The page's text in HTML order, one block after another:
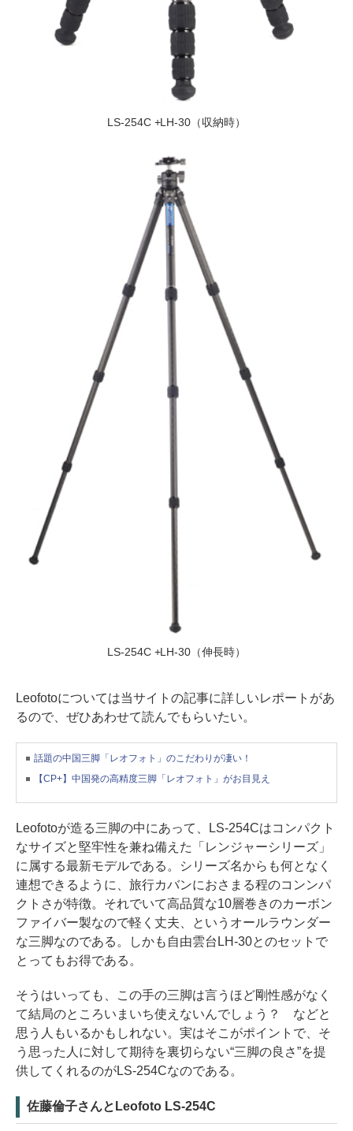
LS-254C +LH-30（収納時）
LS-254C +LH-30（伸長時）
Leofotoについては当サイトの記事に詳しいレポートがあ
るので、ぜひあわせて読んでもらいたい。
話題の中国三脚「レオフォト」のこだわりが凄い！
【CP+】中国発の高精度三脚「レオフォト」がお目見え
Leofotoが造る三脚の中にあって、LS-254Cはコンパクト
なサイズと堅牢性を兼ね備えた「レンジャーシリーズ」
に属する最新モデルである。シリーズ名からも何となく
連想できるように、旅行カバンにおさまる程のコンンパ
クトさが特徴。それでいて高品質な10層巻きのカーボン
ファイバー製なので軽く丈夫、というオールラウンダー
な三脚なのである。しかも自由雲台LH-30とのセットで
とってもお得である。
そうはいっても、この手の三脚は言うほど剛性感がなく
て結局のところいまいち使えないんでしょう？ などと
思う人もいるかもしれない。実はそこがポイントで、そ
う思った人に対して期待を裏切らない“三脚の良さ”を提
供してくれるのがLS-254Cなのである。
佐藤倫子さんとLeofoto LS-254C